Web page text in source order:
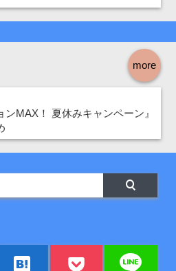
more
ンMAX！ 夏休みキャンペーン』
hatenabookmark line